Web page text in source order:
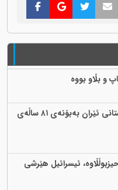
ڕاگەیەندراوی حیزبی دێموکراتی کوردستانی ئێران بەبۆنەی ٨١ ساڵەی
ئیسرائیل هێرشی